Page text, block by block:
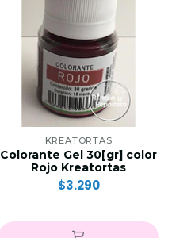
KREATORTAS
Colorante Gel 30[gr] color
Rojo Kreatortas
$3.290